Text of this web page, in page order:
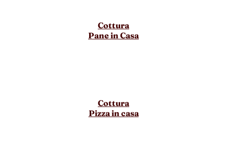
Cottura
Pane in Casa
Cottura
Pizza in casa